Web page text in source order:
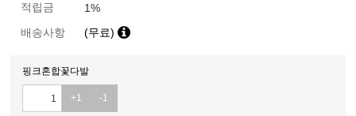
적립금
1%
배송사항
(무료)
핑크혼합꽃다발
+1 -1